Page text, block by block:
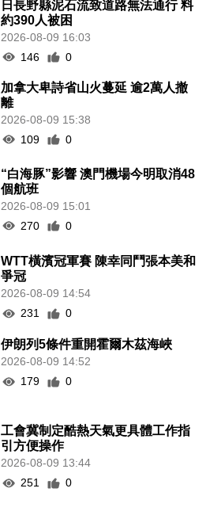
日長野縣泥石流致道路無法通行 料
約390人被困
2026-08-09 16:03
146
0
加拿大卑詩省山火蔓延 逾2萬人撤
離
2026-08-09 15:38
109
0
“白海豚”影響 澳門機場今明取消48
個航班
2026-08-09 15:01
270
0
WTT橫濱冠軍賽 陳幸同鬥張本美和
爭冠
2026-08-09 14:54
231
0
伊朗列5條件重開霍爾木茲海峽
2026-08-09 14:52
179
0
工會冀制定酷熱天氣更具體工作指
引方便操作
2026-08-09 13:44
251
0